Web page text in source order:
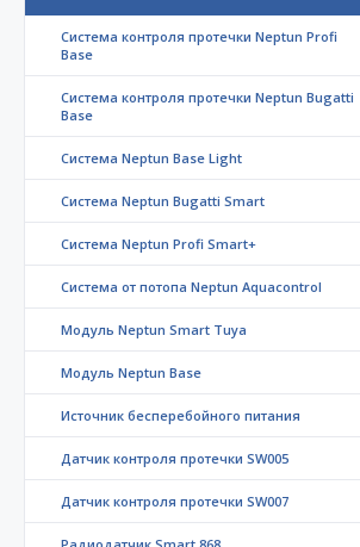
Система контроля протечки Neptun Profi
Base
Система контроля протечки Neptun Bugatti
Base
Система Neptun Base Light
Система Neptun Bugatti Smart
Система Neptun Profi Smart+
Система от потопа Neptun Aquacontrol
Модуль Neptun Smart Tuya
Модуль Neptun Base
Источник бесперебойного питания
Датчик контроля протечки SW005
Датчик контроля протечки SW007